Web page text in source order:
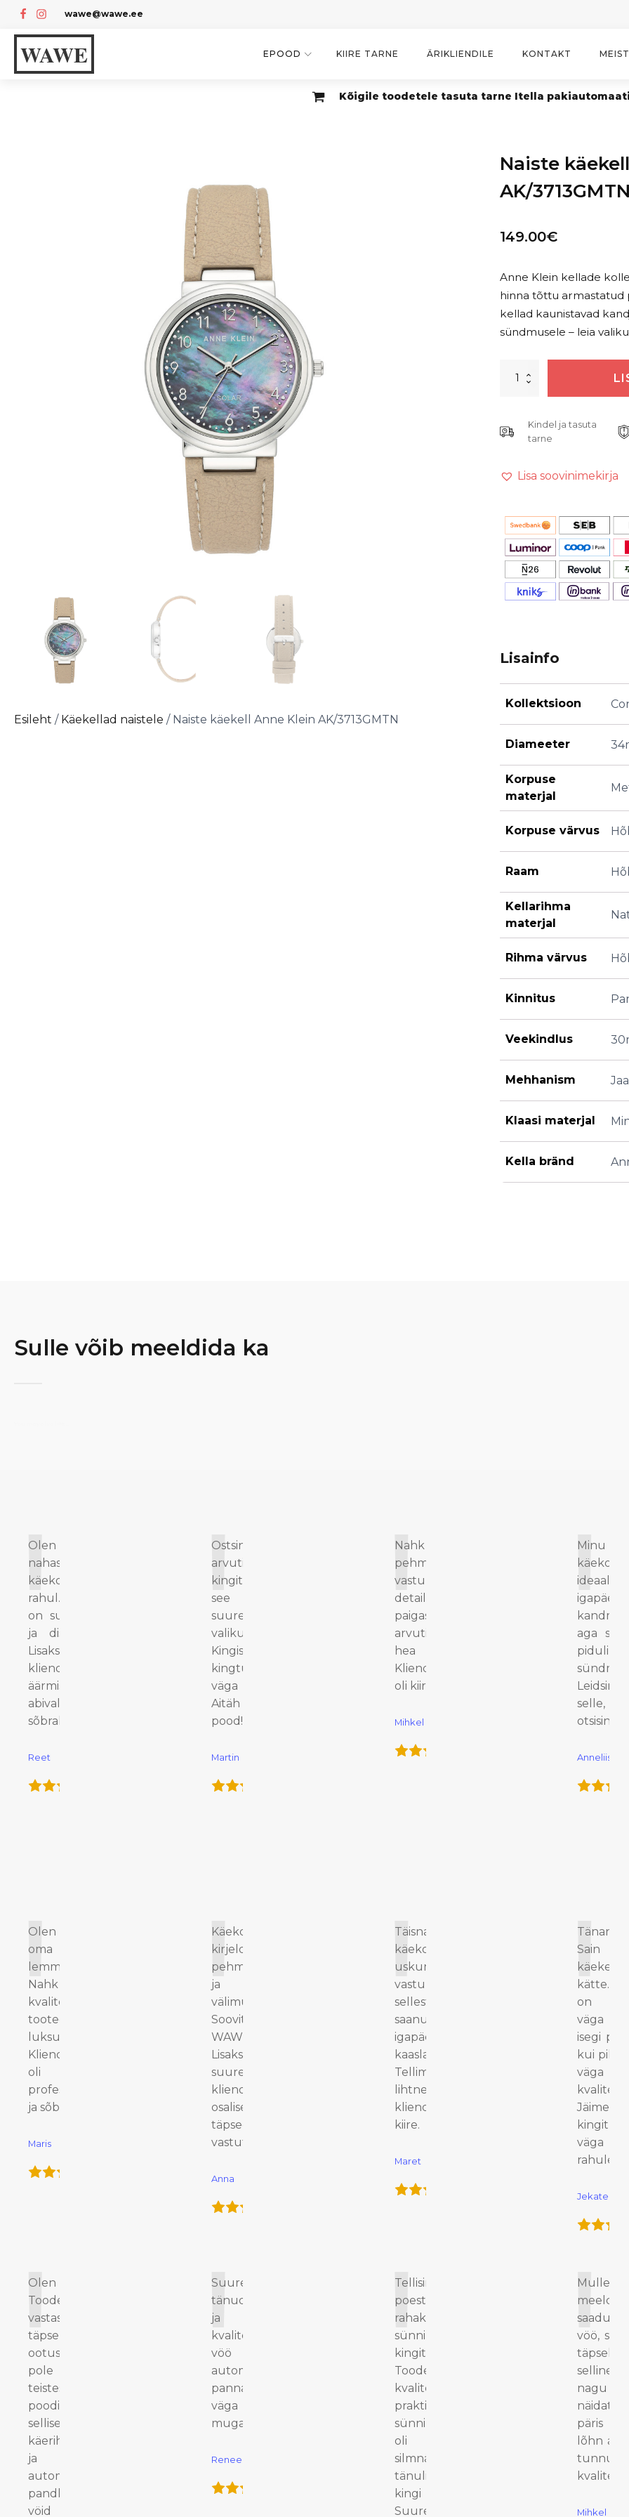
wawe@wawe.ee
WAWE EPOOD KIIRE TARNE ÄRIKLIENDILE KONTAKT MEIST
Kõigile toodetele tasuta tarne Itella
Esileht / Käekellad naistele / Naiste käekell Anne Klein AK/3713GMTN
Naiste
AK/3713GMTN
149.00€
Anne Klein kellade
hinna tõttu armastatud
kellad kaunistavad
sündmusele – leia
Naiste
käekell
AK/3713GMTN
kogus
Kindel ja tasuta
tarne
Lisa soovinimekirja
Lisainfo
Kollektsioon
Diameeter
Korpuse
materjal
Korpuse värvus
Raam
Kellarihma
materjal
Rihma värvus
Kinnitus
Veekindlus
Mehhanism
Klaasi materjal
Kella bränd
Sulle võib meeldida ka
Olen oma uue
nahast
käekotiga väga
rahul. Kvaliteet
on suurepärane
ja disain ajatu!
Lisaks oli
klienditeenindus
äärmiselt
abivalmis ja
sõbralik.
Reet
Ostsin
arvutikoti
kingituseks ja
see osutus
suurepäraseks
valikuks.
Kingisaaja jäi
kingtusega
väga rahule!
Aitäh WAWE
pood!
Martin
Nahk on tõeliselt
pehme ja
vastupidav. Kõik
detailid on
paigas ja
arvutikott näeb
hea välja.
Klienditeenindus
oli kiire ja asjalik.
Mihkel
Minu
aga
pidulikele
Leidsin
selle,
otsisin.
Anneliis
Olen leidnud
oma uue
lemmikbrändi.
Nahk on
kvaliteetne ja
tooted
luksuslikud.
Klienditeenindus
oli väga
professionaalne
ja sõbralik.
Maris
Käekott on nagu
kirjeldatud -
pehmest nahast
ja stiilse
välimusega.
Soovitan soojalt
WAWE tooteid!
Lisaks sain
suurepärase
klienditeeninduse
osaliseks, nad on
täpsed ja
vastutulelikud.
Anna
Täisnahast
käekott on
uskumatult
vastupidav,
sellest on
saanud mu
igapäevane
kaaslane!
Tellimine oli
lihtne ja
klienditeenindus
kiire.
Maret
Tänan
Sain
käekella
kätte.
on
väga
isegi
kui pildil
väga
Jäime
väga
rahule.
Jekaterina
Olen rahul!
Toode
vastas
täpselt
ootustele,
pole
teistest e-
poodidest
selliseid
käerihmasid
ja
automaatse
pandlaga
vöid
Suured
tänud ilusa
ja
kvaliteetse
vöö eest,
automaatne
pannal on
väga
mugav!
Renee
Tellisin teie e-
poest nahast
rahakoti
sünnipäeva
kingituseks.
Toode oli
kvaliteetne,
praktiline ja
sünnipäevalaps
oli
silmnähtavalt
tänulik ilusa
kingi eest.
Suured tänud
Mulle
meeldis
saadud
vöö, see
täpselt
selline
nagu
näidatud
päris
lõhn
Mihkel